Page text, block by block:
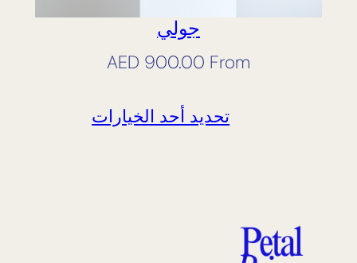
جولي
From
AED 900.00
تحديد أحد الخيارات